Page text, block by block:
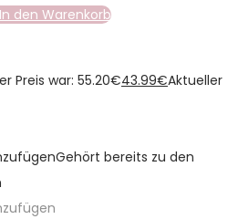
In den Warenkorb
Preis war: 55.20€43.99€Aktueller
Gehört bereits zu den